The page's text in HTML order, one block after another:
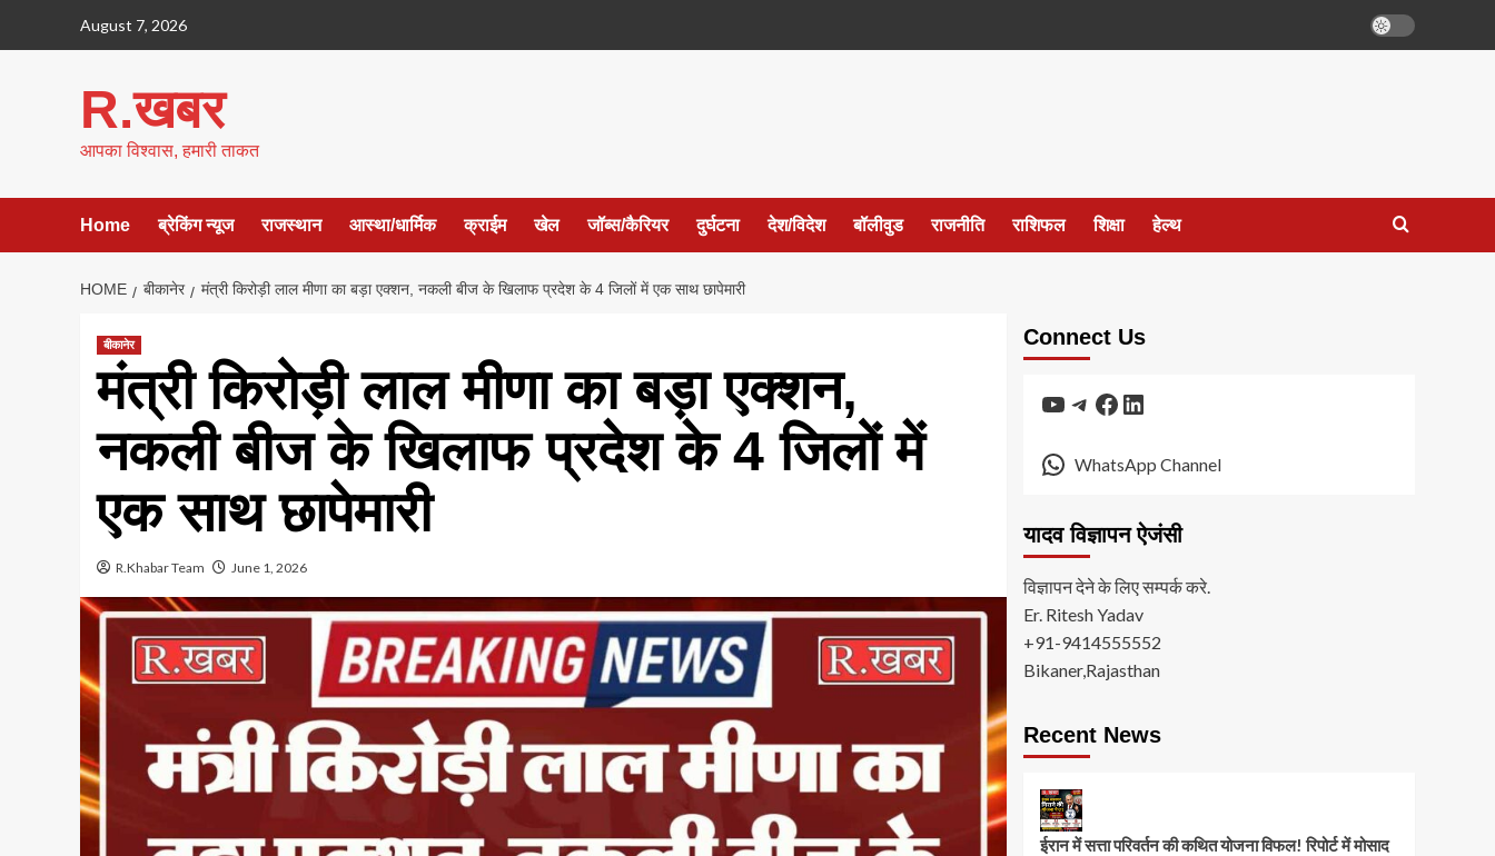
August 7, 2026
R.खबर
आपका विश्वास, हमारी ताकत
Home ब्रेकिंग न्यूज राजस्थान आस्था/धार्मिक क्राईम खेल जॉब्स/कैरियर दुर्घटना देश/विदेश बॉलीवुड राजनीति राशिफल शिक्षा हेल्थ
HOME बीकानेर मंत्री किरोड़ी लाल मीणा का बड़ा एक्शन, नकली बीज के खिलाफ प्रदेश के 4 जिलों में एक साथ छापेमारी
बीकानेर
मंत्री किरोड़ी लाल मीणा का बड़ा एक्शन,
नकली बीज के खिलाफ प्रदेश के 4 जिलों में
एक साथ छापेमारी
R.Khabar Team June 1, 2026
Connect Us
YouTube
Telegram
Facebook
LinkedIn
WhatsApp Channel
यादव विज्ञापन ऐजंसी
विज्ञापन देने के लिए सम्पर्क करे.
Er. Ritesh Yadav
+91-9414555552
Bikaner,Rajasthan
Recent News
ईरान में सत्ता परिवर्तन की कथित योजना विफल! रिपोर्ट में मोसाद